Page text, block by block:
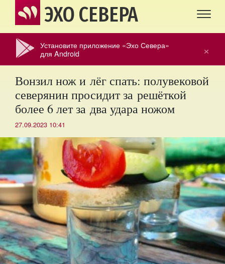
ЭХО СЕВЕРА
×
Установите приложение «Эхо Севера»
для Android
Вонзил нож и лёг спать: полувековой
северянин просидит за решёткой
более 6 лет за два удара ножом
27.09.2023 10:41